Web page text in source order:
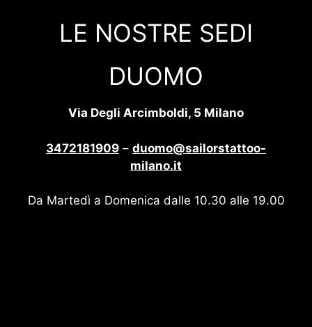
LE NOSTRE SEDI
DUOMO
Via Degli Arcimboldi, 5 Milano
3472181909 – duomo@sailorstattoo-
milano.it
Da Martedì a Domenica dalle 10.30 alle 19.00